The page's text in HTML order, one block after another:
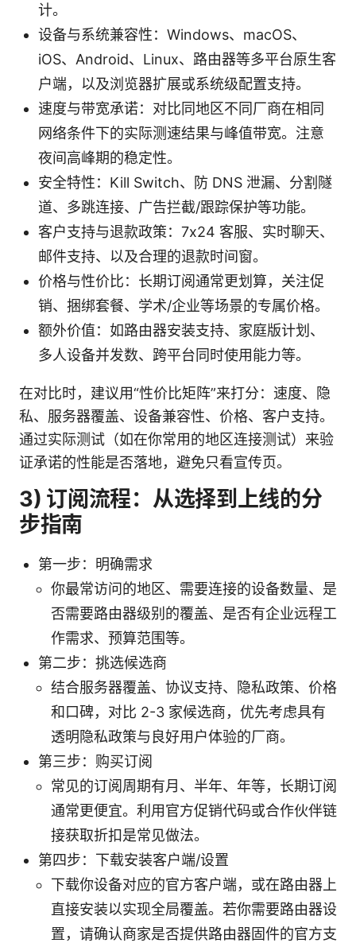
计。
设备与系统兼容性：Windows、macOS、
iOS、Android、Linux、路由器等多平台原生客
户端，以及浏览器扩展或系统级配置支持。
速度与带宽承诺：对比同地区不同厂商在相同
网络条件下的实际测速结果与峰值带宽。注意
夜间高峰期的稳定性。
安全特性：Kill Switch、防 DNS 泄漏、分割隧
道、多跳连接、广告拦截/跟踪保护等功能。
客户支持与退款政策：7x24 客服、实时聊天、
邮件支持、以及合理的退款时间窗。
价格与性价比：长期订阅通常更划算，关注促
销、捆绑套餐、学术/企业等场景的专属价格。
额外价值：如路由器安装支持、家庭版计划、
多人设备并发数、跨平台同时使用能力等。
在对比时，建议用“性价比矩阵”来打分：速度、隐
私、服务器覆盖、设备兼容性、价格、客户支持。
通过实际测试（如在你常用的地区连接测试）来验
证承诺的性能是否落地，避免只看宣传页。
3) 订阅流程：从选择到上线的分
步指南
第一步：明确需求
你最常访问的地区、需要连接的设备数量、是
否需要路由器级别的覆盖、是否有企业远程工
作需求、预算范围等。
第二步：挑选候选商
结合服务器覆盖、协议支持、隐私政策、价格
和口碑，对比 2-3 家候选商，优先考虑具有
透明隐私政策与良好用户体验的厂商。
第三步：购买订阅
常见的订阅周期有月、半年、年等，长期订阅
通常更便宜。利用官方促销代码或合作伙伴链
接获取折扣是常见做法。
第四步：下载安装客户端/设置
下载你设备对应的官方客户端，或在路由器上
直接安装以实现全局覆盖。若你需要路由器设
置，请确认商家是否提供路由器固件的官方支